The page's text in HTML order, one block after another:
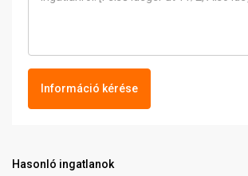
Információ kérése
Hasonló ingatlanok